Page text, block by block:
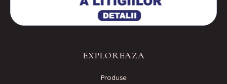
EXPLOREAZA
Produse